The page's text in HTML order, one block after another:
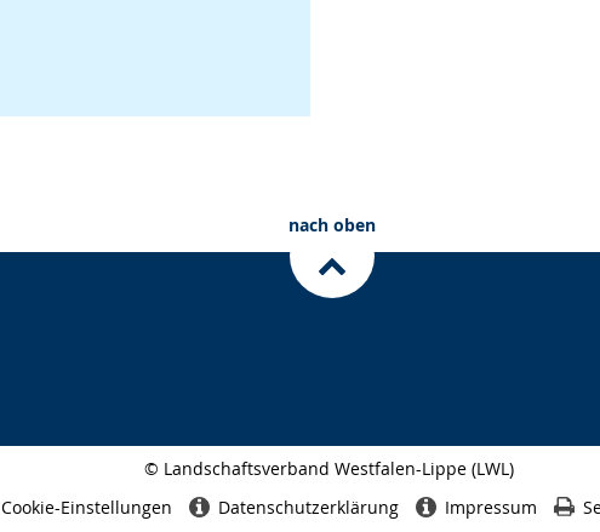
nach oben
© Landschaftsverband Westfalen-Lippe (LWL)
Cookie-Einstellungen Datenschutzerklärung Impressum